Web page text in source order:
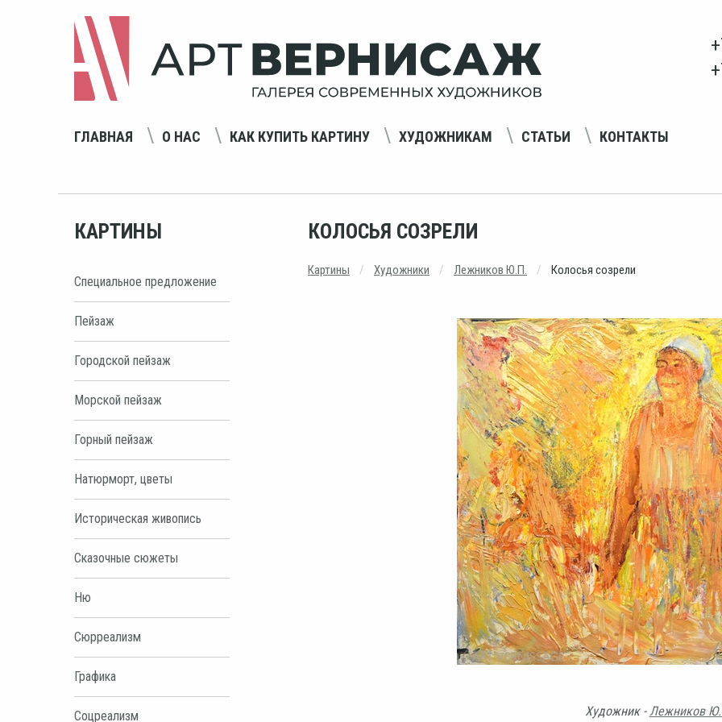
ГЛАВНАЯ О НАС КАК КУПИТЬ КАРТИНУ ХУДОЖНИКАМ СТАТЬИ КОНТАКТЫ
КАРТИНЫ
Специальное предложение
Пейзаж
Городской пейзаж
Морской пейзаж
Горный пейзаж
Натюрморт, цветы
Историческая живопись
Сказочные сюжеты
Ню
Сюрреализм
Графика
Соцреализм
КОЛОСЬЯ СОЗРЕЛИ
Картины Художники Лежников Ю.П. Колосья созрели
Художник - Лежников